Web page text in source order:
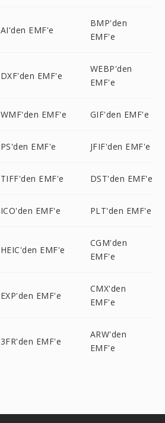
AI'den EMF'e
BMP'den
EMF'e
DXF'den EMF'e
WEBP'den
EMF'e
WMF'den EMF'e GIF'den EMF'e
PS'den EMF'e JFIF'den EMF'e
TIFF'den EMF'e DST'den EMF'e
ICO'den EMF'e PLT'den EMF'e
HEIC'den EMF'e
CGM'den
EMF'e
EXP'den EMF'e
CMX'den
EMF'e
3FR'den EMF'e
ARW'den
EMF'e